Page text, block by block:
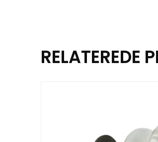
RELATEREDE